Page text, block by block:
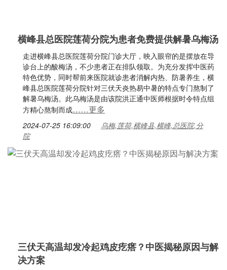
横峰县总医院莲荷分院为患者免费提供解暑乌梅汤
走进横峰县总医院莲荷分院门诊大厅，映入眼帘的是摆放在导
诊台上的酸梅汤，不少患者正在排队领取。为充分发挥中医药
特色优势，同时帮前来医院就诊患者消解内热、防暑养生，横
峰县总医院莲荷分院针对三伏天炎热易中暑的特点专门熬制了
解暑乌梅汤。此乌梅汤是由该院洪正通中医师根据时令特点组
方精心熬制而成……更多
2024-07-25 16:09:00
乌梅,莲荷,横峰县,横峰,总医院,分
院
三伏天高温却发冷起鸡皮疙瘩？中医揭秘原因与解
决方案